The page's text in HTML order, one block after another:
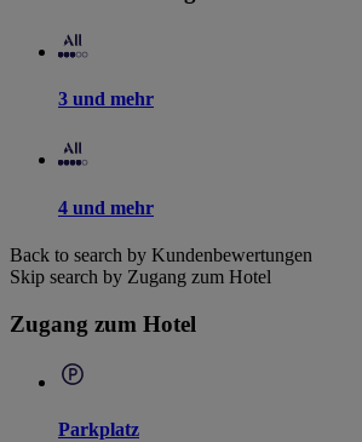
3 und mehr
4 und mehr
Back to search by Kundenbewertungen
Skip search by Zugang zum Hotel
Zugang zum Hotel
Parkplatz